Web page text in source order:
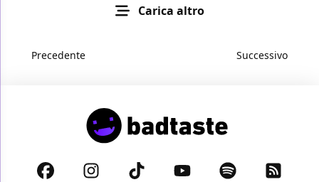
Carica altro
Precedente Successivo